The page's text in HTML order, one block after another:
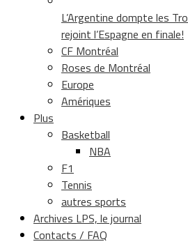
L’Argentine dompte les
rejoint l’Espagne en finale!
CF Montréal
Roses de Montréal
Europe
Amériques
Plus
Basketball
NBA
F1
Tennis
autres sports
Archives LPS, le journal
Contacts / FAQ